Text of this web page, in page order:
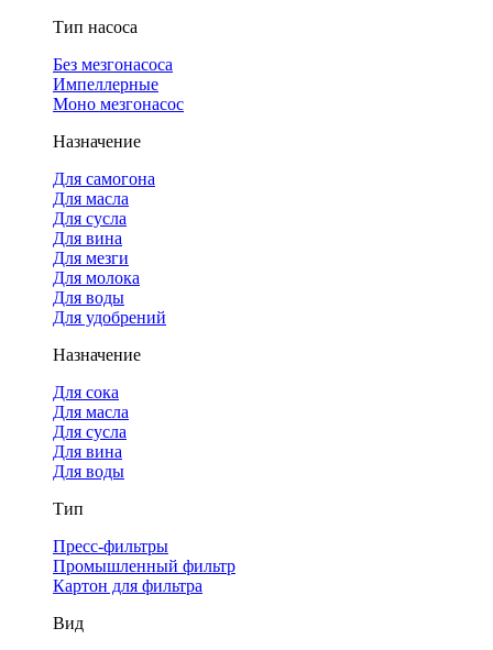
Тип насоса
Без мезгонасоса
Импеллерные
Моно мезгонасос
Назначение
Для самогона
Для масла
Для сусла
Для вина
Для мезги
Для молока
Для воды
Для удобрений
Назначение
Для сока
Для масла
Для сусла
Для вина
Для воды
Тип
Пресс-фильтры
Промышленный фильтр
Картон для фильтра
Вид